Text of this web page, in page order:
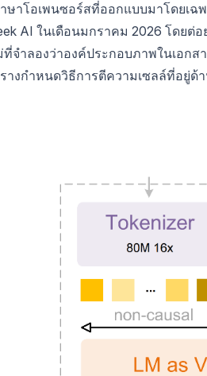
ษาโอเพนซอร์สที่ออกแบบมาโดยเฉ
AI ในเดือนมกราคม 2026 โดยต่อ
จำลองว่าองค์ประกอบภาพในเอก
งกำหนดวิธีการตีความเซลล์ที่อยู่ด้